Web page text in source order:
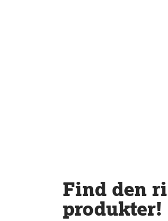
Find den
produkter!